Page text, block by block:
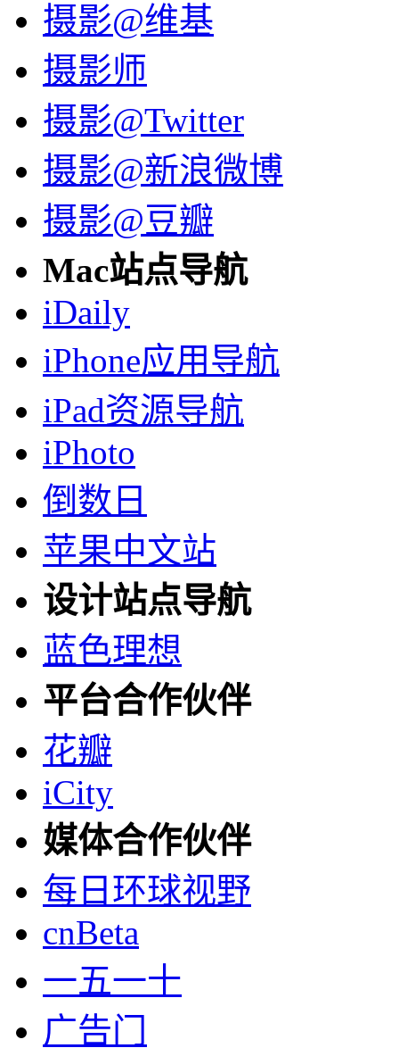
摄影@维基
摄影师
摄影@Twitter
摄影@新浪微博
摄影@豆瓣
Mac站点导航
iDaily
iPhone应用导航
iPad资源导航
iPhoto
倒数日
苹果中文站
设计站点导航
蓝色理想
平台合作伙伴
花瓣
iCity
媒体合作伙伴
每日环球视野
cnBeta
一五一十
广告门